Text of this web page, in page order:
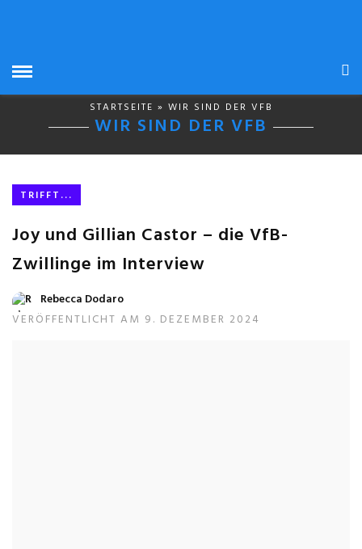
STARTSEITE » WIR SIND DER VFB
WIR SIND DER VFB
TRIFFT...
Joy und Gillian Castor – die VfB-
Zwillinge im Interview
Rebecca Dodaro
VERÖFFENTLICHT AM 9. DEZEMBER 2024